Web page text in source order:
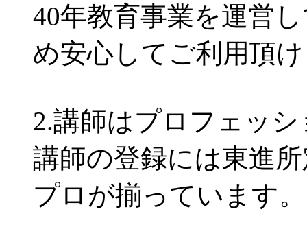
40年教育事業を運営
め安心してご利用頂
2.講師はプロフェッ
講師の登録には東進
プロが揃っています。